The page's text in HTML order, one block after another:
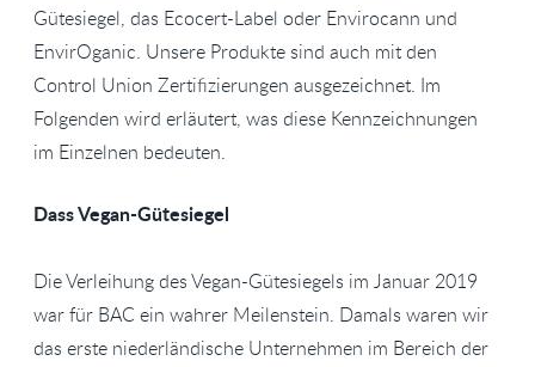
Gütesiegel, das Ecocert-Label oder Envirocann und
EnvirOganic. Unsere Produkte sind auch mit den
Control Union Zertifizierungen ausgezeichnet. Im
Folgenden wird erläutert, was diese Kennzeichnungen
im Einzelnen bedeuten.
Dass Vegan-Gütesiegel
Die Verleihung des Vegan-Gütesiegels im Januar 2019
war für BAC ein wahrer Meilenstein. Damals waren wir
das erste niederländische Unternehmen im Bereich der